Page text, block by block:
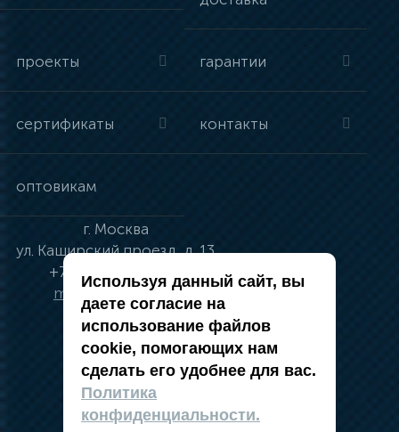
проекты гарантии
сертификаты контакты
оптовикам
г. Москва
ул. Каширский проезд, д. 13
+7 (495) 134-41-83
moskva@vincci.ru
политика в отношении обработки
персональных данных
публичная оферта
Используя данный сайт, вы
даете согласие на
использование файлов
cookie, помогающих нам
сделать его удобнее для вас.
Политика
конфиденциальности.